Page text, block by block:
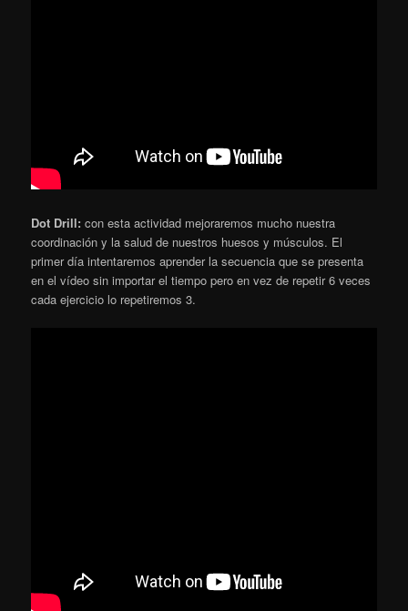
Dot Drill:con esta actividad mejoraremos mucho nuestra
coordinación y la salud de nuestros huesos y músculos. El
primer día intentaremos aprender la secuencia que se presenta
en el vídeo sin importar el tiempo pero en vez de repetir 6 veces
cada ejercicio lo repetiremos 3.